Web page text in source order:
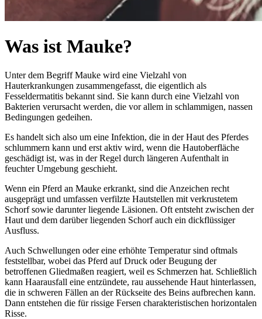
Was ist Mauke?
Unter dem Begriff Mauke wird eine Vielzahl von
Hauterkrankungen zusammengefasst, die eigentlich als
Fesseldermatitis bekannt sind. Sie kann durch eine Vielzahl von
Bakterien verursacht werden, die vor allem in schlammigen, nassen
Bedingungen gedeihen.
Es handelt sich also um eine Infektion, die in der Haut des Pferdes
schlummern kann und erst aktiv wird, wenn die Hautoberfläche
geschädigt ist, was in der Regel durch längeren Aufenthalt in
feuchter Umgebung geschieht.
Wenn ein Pferd an Mauke erkrankt, sind die Anzeichen recht
ausgeprägt und umfassen verfilzte Hautstellen mit verkrustetem
Schorf sowie darunter liegende Läsionen. Oft entsteht zwischen der
Haut und dem darüber liegenden Schorf auch ein dickflüssiger
Ausfluss.
Auch Schwellungen oder eine erhöhte Temperatur sind oftmals
feststellbar, wobei das Pferd auf Druck oder Beugung der
betroffenen Gliedmaßen reagiert, weil es Schmerzen hat. Schließlich
kann Haarausfall eine entzündete, rau aussehende Haut hinterlassen,
die in schweren Fällen an der Rückseite des Beins aufbrechen kann.
Dann entstehen die für rissige Fersen charakteristischen horizontalen
Risse.